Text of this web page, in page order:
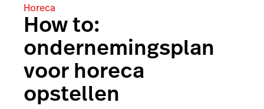
Horeca
How to:
ondernemingsplan
voor horeca
opstellen